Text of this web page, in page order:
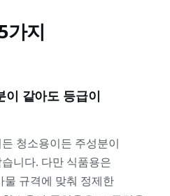
가지
이 같아도 등급이
청소용이든 주성분이
니다. 다만 식품용은
규격에 맞춰 정제한